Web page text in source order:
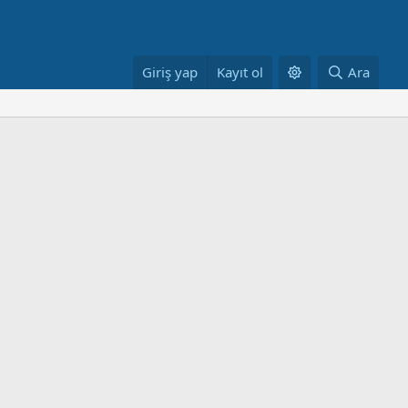
Giriş yap Kayıt ol Ara